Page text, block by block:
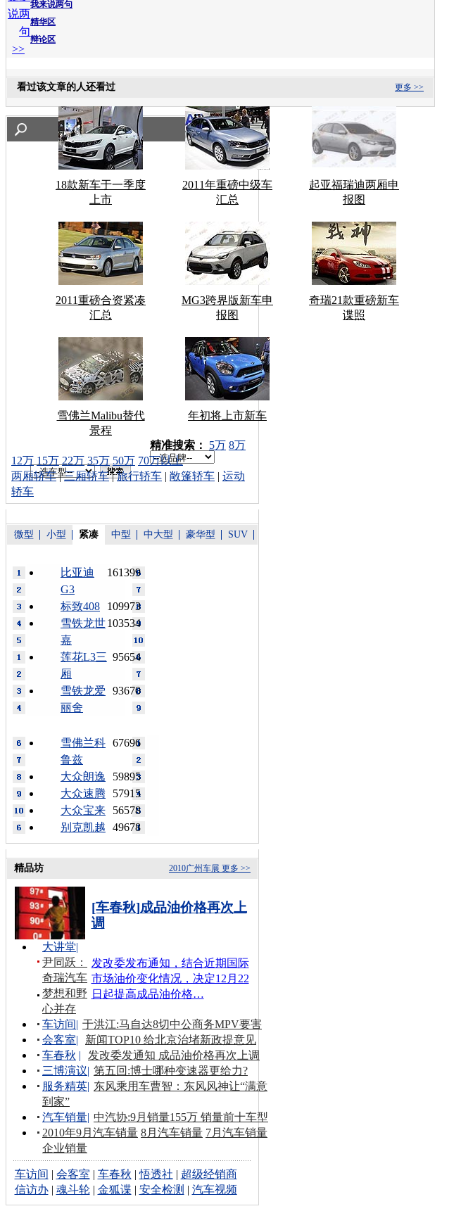
我来说两句
精华区
辩论区
说两
句
>>
更多 >>
看过该文章的人还看过
18款新车于一季度
上市
2011年重磅中级车
汇总
起亚福瑞迪两厢申
报图
2011重磅合资紧凑
汇总
MG3跨界版新车申
报图
奇瑞21款重磅新车
谍照
雪佛兰Malibu替代
景程
年初将上市新车
车型搜索：
精准搜索： 5万 8万
12万 15万 22万 35万 50万 70万以上
两厢轿车|三厢轿车|旅行轿车 | 敞篷轿车 | 运动
轿车
微型 小型 紧凑 中型 中大型 豪华型 SUV
161399
比亚迪
G3
109973
标致408
103534
雪铁龙世
嘉
95654
莲花L3三
厢
93670
雪铁龙爱
丽舍
67696
雪佛兰科
鲁兹
59895
大众朗逸
57915
大众速腾
56578
大众宝来
49678
别克凯越
更多 >>
2010广州车展
精品坊
[车春秋]成品油价格再次上
调
发改委发布通知，结合近期国际
市场油价变化情况，决定12月22
日起提高成品油价格…
大讲堂|
尹同跃：
奇瑞汽车
梦想和野
心并存
车访间| 于洪江:马自达8切中公商务MPV要害
会客室|
新闻TOP10 给北京治堵新政提意见
车春秋 |
发改委发通知 成品油价格再次上调
三博演议| 第五回:博士哪种变速器更给力?
服务精英| 东风乘用车曹智：东风风神让“满意
到家”
汽车销量| 中汽协:9月销量155万 销量前十车型
2010年9月汽车销量 8月汽车销量 7月汽车销量
企业销量
车访间 | 会客室 | 车春秋 |悟透社 | 超级经销商
信访办| 魂斗轮| 金狐谍 | 安全检测 | 汽车视频